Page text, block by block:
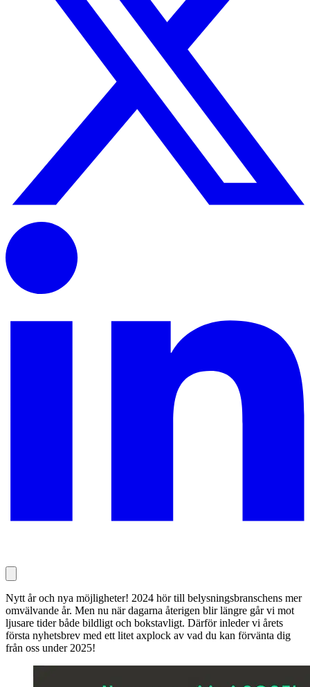
Nytt år och nya möjligheter! 2024 hör till belysningsbranschens mer
omvälvande år. Men nu när dagarna återigen blir längre går vi mot
ljusare tider både bildligt och bokstavligt. Därför inleder vi årets
första nyhetsbrev med ett litet axplock av vad du kan förvänta dig
från oss under 2025!